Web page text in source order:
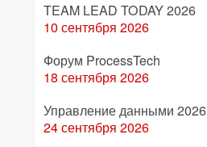
TEAM LEAD TODAY 2026
10 сентября 2026
Форум ProcessTech
18 сентября 2026
Управление данными 2026
24 сентября 2026